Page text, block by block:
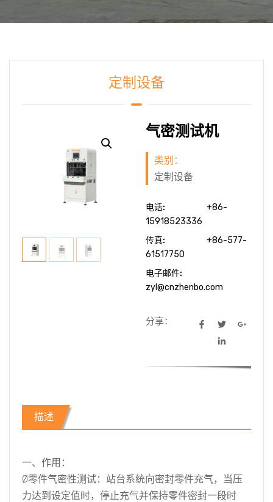
定制设备
气密测试机
类别：
定制设备
电话:
+86-
15918523336
传真:
+86-577-
61517750
电子邮件:
zyl@cnzhenbo.com
分享：
描述
一、作用 ：
Ø零件气密性测试：站台系统向密封零件充气，当压
力达到设定值时，停止充气并保持零件密封一段时